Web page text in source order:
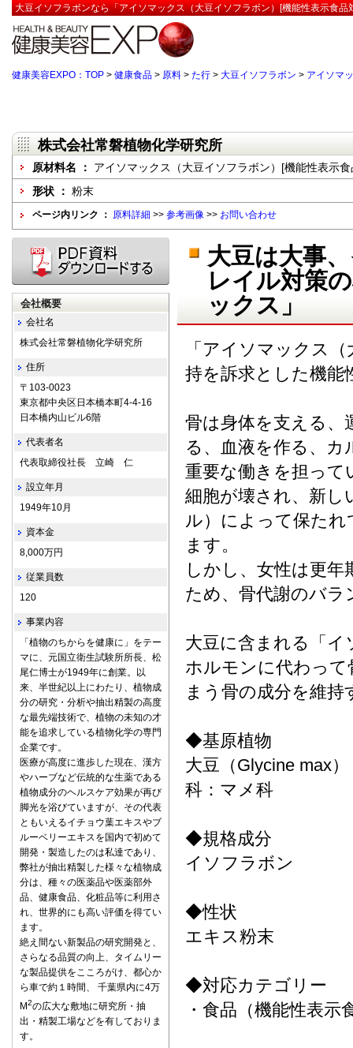
大豆イソフラボンなら「アイソマックス（大豆イソフラボン）[機能性表示食
健康美容EXPO：TOP > 健康食品 > 原料 > た行 > 大豆イソフラボン > アイソマ
株式会社常磐植物化学研究所
原材料名 ： アイソマックス（大豆イソフラボン）[機能性表示
形状 ： 粉末
ページ内リンク ： 原料詳細 >> 参考画像 >> お問い合わせ
大豆は大事
レイル対策
ックス」
「アイソマックス
持を訴求とした機能
骨は身体を支える、
る、血液を作る、
重要な働きを担って
細胞が壊され、新し
ル）によって保た
ます。
しかし、女性は更
ため、骨代謝のバ
大豆に含まれる「
ホルモンに代わっ
まう骨の成分を維
◆基原植物
大豆（Glycine max）
科：マメ科
◆規格成分
イソフラボン
◆性状
エキス粉末
◆対応カテゴリー
・食品（機能性表示
会社概要
会社名
株式会社常磐植物化学研究所
住所
〒103-0023
東京都中央区日本橋本町4-4-16
日本橋内山ビル6階
代表者名
代表取締役社長 立崎 仁
設立年月
1949年10月
資本金
8,000万円
従業員数
120
事業内容
「植物のちからを健康に」をテー
マに、元国立衛生試験所所長、松
尾仁博士が1949年に創業。以
来、半世紀以上にわたり、植物成
分の研究・分析や抽出精製の高度
な最先端技術で、植物の未知の才
能を追求している植物化学の専門
企業です。
医療が高度に進歩した現在、漢方
やハーブなど伝統的な生薬である
植物成分のヘルスケア効果が再び
脚光を浴びていますが、その代表
ともいえるイチョウ葉エキスやブ
ルーベリーエキスを国内で初めて
開発・製造したのは私達であり、
弊社が抽出精製した様々な植物成
分は、種々の医薬品や医薬部外
品、健康食品、化粧品等に利用さ
れ、世界的にも高い評価を得てい
ます。
絶え間ない新製品の研究開発と、
さらなる品質の向上、タイムリー
な製品提供をこころがけ、都心か
ら車で約１時間、 千葉県内に4万
M2の広大な敷地に研究所・抽
出・精製工場などを有しておりま
す。